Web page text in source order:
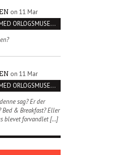
on 11 Mar
HVAD SKAL DER SKE MED ORLOGSMUSEET?
on 11 Mar
HVAD SKAL DER SKE MED ORLOGSMUSEET?
sag? Er der
& Breakfast? Eller
blevet forvandlet […]